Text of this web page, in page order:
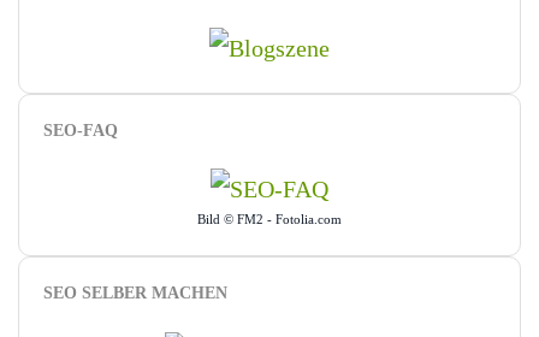
SEO-FAQ
Bild © FM2 - Fotolia.com
SEO SELBER MACHEN